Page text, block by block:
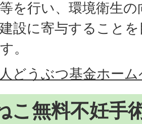
を行い、環境衛生
設に寄与すること
。
どうぶつ基金ホー
こ無料不妊手